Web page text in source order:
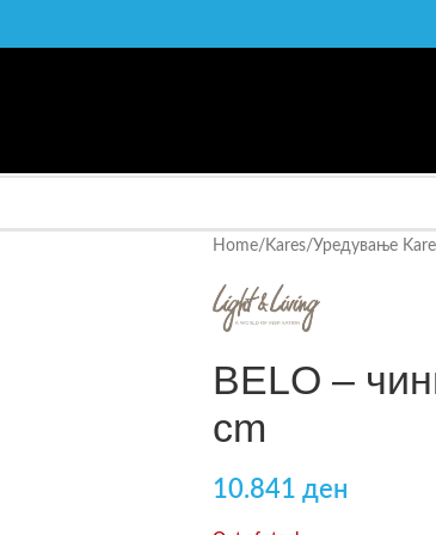
Home/ Kares/Уредување
BELO –
cm
10.841 ден